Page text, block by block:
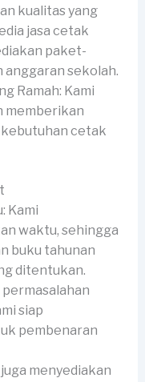
kualitas yang
jasa cetak
paket-
anggaran sekolah.
Ramah: Kami
memberikan
cetak
Kami
waktu, sehingga
buku tahunan
ditentukan.
permasalahan
siap
pembenaran
menyediakan